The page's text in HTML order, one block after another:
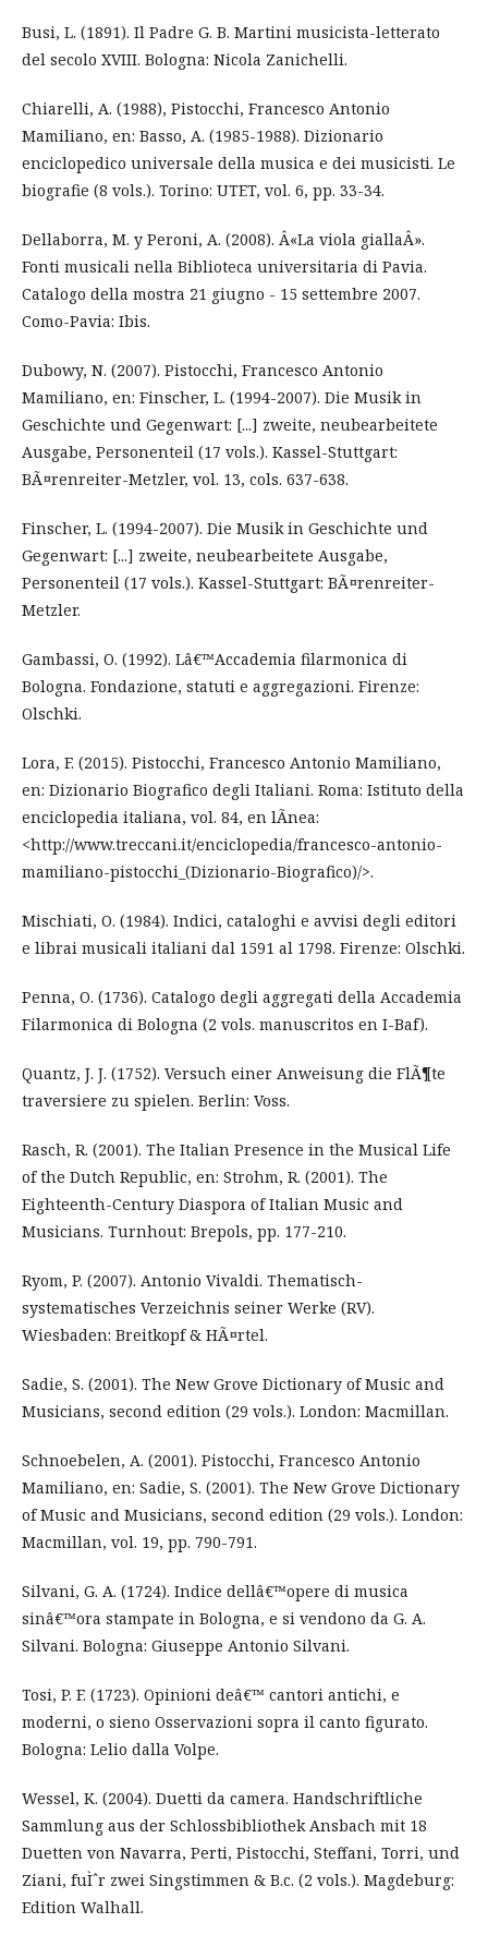
Busi, L. (1891). Il Padre G. B. Martini musicista-letterato
del secolo XVIII. Bologna: Nicola Zanichelli.
Chiarelli, A. (1988), Pistocchi, Francesco Antonio
Mamiliano, en: Basso, A. (1985-1988). Dizionario
enciclopedico universale della musica e dei musicisti. Le
biografie (8 vols.). Torino: UTET, vol. 6, pp. 33-34.
Dellaborra, M. y Peroni, A. (2008). Â«La viola giallaÂ».
Fonti musicali nella Biblioteca universitaria di Pavia.
Catalogo della mostra 21 giugno - 15 settembre 2007.
Como-Pavia: Ibis.
Dubowy, N. (2007). Pistocchi, Francesco Antonio
Mamiliano, en: Finscher, L. (1994-2007). Die Musik in
Geschichte und Gegenwart: [...] zweite, neubearbeitete
Ausgabe, Personenteil (17 vols.). Kassel-Stuttgart:
BÃ¤renreiter-Metzler, vol. 13, cols. 637-638.
Finscher, L. (1994-2007). Die Musik in Geschichte und
Gegenwart: [...] zweite, neubearbeitete Ausgabe,
Personenteil (17 vols.). Kassel-Stuttgart: BÃ¤renreiter-
Metzler.
Gambassi, O. (1992). Lâ€™Accademia filarmonica di
Bologna. Fondazione, statuti e aggregazioni. Firenze:
Olschki.
Lora, F. (2015). Pistocchi, Francesco Antonio Mamiliano,
en: Dizionario Biografico degli Italiani. Roma: Istituto della
enciclopedia italiana, vol. 84, en lÃ­nea:
<http://www.treccani.it/enciclopedia/francesco-antonio-
mamiliano-pistocchi_(Dizionario-Biografico)/>.
Mischiati, O. (1984). Indici, cataloghi e avvisi degli editori
e librai musicali italiani dal 1591 al 1798. Firenze: Olschki.
Penna, O. (1736). Catalogo degli aggregati della Accademia
Filarmonica di Bologna (2 vols. manuscritos en I-Baf).
Quantz, J. J. (1752). Versuch einer Anweisung die FlÃ¶te
traversiere zu spielen. Berlin: Voss.
Rasch, R. (2001). The Italian Presence in the Musical Life
of the Dutch Republic, en: Strohm, R. (2001). The
Eighteenth-Century Diaspora of Italian Music and
Musicians. Turnhout: Brepols, pp. 177-210.
Ryom, P. (2007). Antonio Vivaldi. Thematisch-
systematisches Verzeichnis seiner Werke (RV).
Wiesbaden: Breitkopf & HÃ¤rtel.
Sadie, S. (2001). The New Grove Dictionary of Music and
Musicians, second edition (29 vols.). London: Macmillan.
Schnoebelen, A. (2001). Pistocchi, Francesco Antonio
Mamiliano, en: Sadie, S. (2001). The New Grove Dictionary
of Music and Musicians, second edition (29 vols.). London:
Macmillan, vol. 19, pp. 790-791.
Silvani, G. A. (1724). Indice dellâ€™opere di musica
sinâ€™ora stampate in Bologna, e si vendono da G. A.
Silvani. Bologna: Giuseppe Antonio Silvani.
Tosi, P. F. (1723). Opinioni deâ€™ cantori antichi, e
moderni, o sieno Osservazioni sopra il canto figurato.
Bologna: Lelio dalla Volpe.
Wessel, K. (2004). Duetti da camera. Handschriftliche
Sammlung aus der Schlossbibliothek Ansbach mit 18
Duetten von Navarra, Perti, Pistocchi, Steffani, Torri, und
Ziani, fuÌˆr zwei Singstimmen & B.c. (2 vols.). Magdeburg:
Edition Walhall.